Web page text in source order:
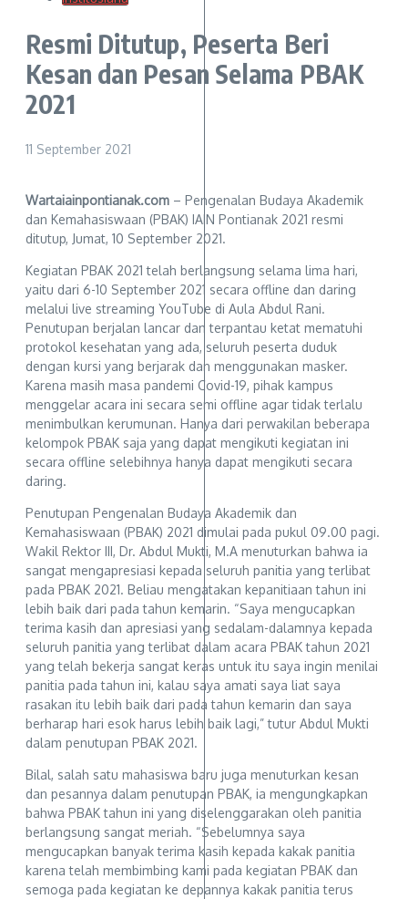
Resmi Ditutup, Peserta Beri
Kesan dan Pesan Selama PBAK
2021
11 September 2021
Wartaiainpontianak.com – Pengenalan Budaya Akademik
dan Kemahasiswaan (PBAK) IAIN Pontianak 2021 resmi
ditutup, Jumat, 10 September 2021.
Kegiatan PBAK 2021 telah berlangsung selama lima hari,
yaitu dari 6-10 September 2021 secara offline dan daring
melalui live streaming YouTube di Aula Abdul Rani.
Penutupan berjalan lancar dan terpantau ketat mematuhi
protokol kesehatan yang ada, seluruh peserta duduk
dengan kursi yang berjarak dan menggunakan masker.
Karena masih masa pandemi Covid-19, pihak kampus
menggelar acara ini secara semi offline agar tidak terlalu
menimbulkan kerumunan. Hanya dari perwakilan beberapa
kelompok PBAK saja yang dapat mengikuti kegiatan ini
secara offline selebihnya hanya dapat mengikuti secara
daring.
Penutupan Pengenalan Budaya Akademik dan
Kemahasiswaan (PBAK) 2021 dimulai pada pukul 09.00 pagi.
Wakil Rektor III, Dr. Abdul Mukti, M.A menuturkan bahwa ia
sangat mengapresiasi kepada seluruh panitia yang terlibat
pada PBAK 2021. Beliau mengatakan kepanitiaan tahun ini
lebih baik dari pada tahun kemarin. “Saya mengucapkan
terima kasih dan apresiasi yang sedalam-dalamnya kepada
seluruh panitia yang terlibat dalam acara PBAK tahun 2021
yang telah bekerja sangat keras untuk itu saya ingin menilai
panitia pada tahun ini, kalau saya amati saya liat saya
rasakan itu lebih baik dari pada tahun kemarin dan saya
berharap hari esok harus lebih baik lagi,” tutur Abdul Mukti
dalam penutupan PBAK 2021.
Bilal, salah satu mahasiswa baru juga menuturkan kesan
dan pesannya dalam penutupan PBAK, ia mengungkapkan
bahwa PBAK tahun ini yang diselenggarakan oleh panitia
berlangsung sangat meriah. “Sebelumnya saya
mengucapkan banyak terima kasih kepada kakak panitia
karena telah membimbing kami pada kegiatan PBAK dan
semoga pada kegiatan ke depannya kakak panitia terus